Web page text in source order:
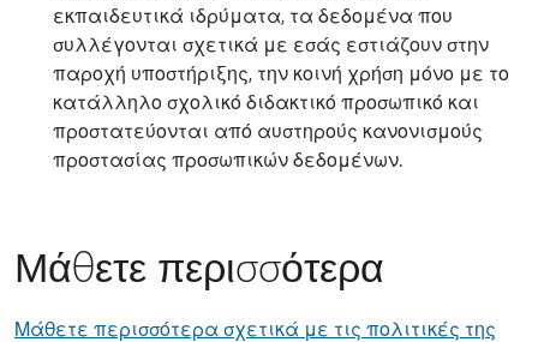
εκπαιδευτικά ιδρύματα, τα δεδομένα που
συλλέγονται σχετικά με εσάς εστιάζουν στην
παροχή υποστήριξης, την κοινή χρήση μόνο με το
κατάλληλο σχολικό διδακτικό προσωπικό και
προστατεύονται από αυστηρούς κανονισμούς
προστασίας προσωπικών δεδομένων.
Μάθετε περισσότερα
Μάθετε περισσότερα σχετικά με τις πολιτικές της